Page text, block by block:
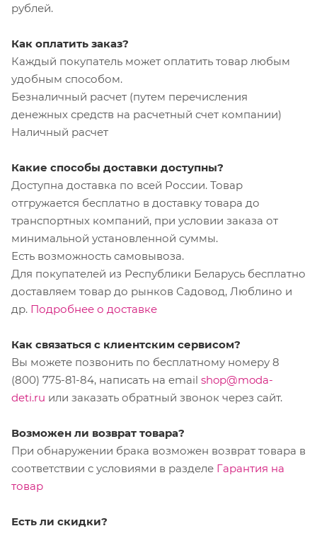
рублей.
Как оплатить заказ?
Каждый покупатель может оплатить товар любым
удобным способом.
Безналичный расчет (путем перечисления
денежных средств на расчетный счет компании)
Наличный расчет
Какие способы доставки доступны?
Доступна доставка по всей России. Товар
отгружается бесплатно в доставку товара до
транспортных компаний, при условии заказа от
минимальной установленной суммы.
Есть возможность самовывоза.
Для покупателей из Республики Беларусь бесплатно
доставляем товар до рынков Садовод, Люблино и
др. Подробнее о доставке
Как связаться с клиентским сервисом?
Вы можете позвонить по бесплатному номеру 8
(800) 775-81-84, написать на email shop@moda-
deti.ru или заказать обратный звонок через сайт.
Возможен ли возврат товара?
При обнаружении брака возможен возврат товара в
соответствии с условиями в разделе Гарантия на
товар
Есть ли скидки?